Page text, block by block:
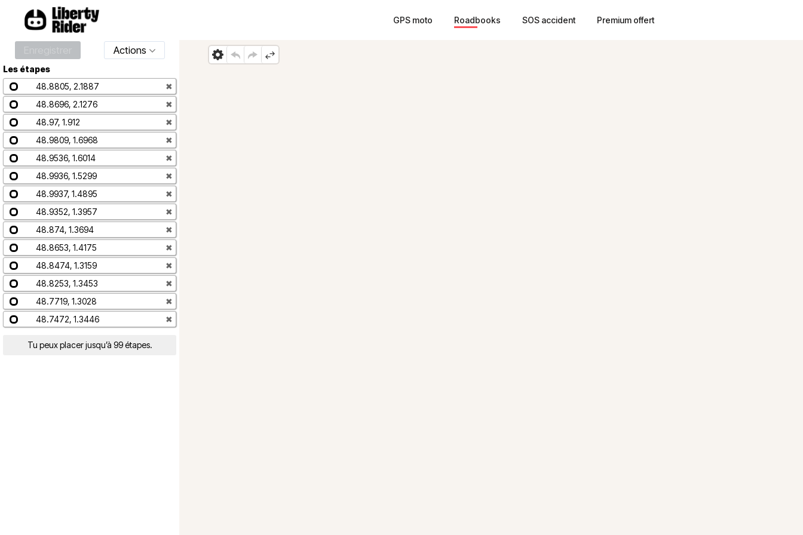
GPS moto Roadbooks SOS accident Premium offert
Actions
Les étapes
48.8805, 2.1887
✖
48.8696, 2.1276
✖
48.97, 1.912
✖
48.9809, 1.6968
✖
48.9536, 1.6014
✖
48.9936, 1.5299
✖
48.9937, 1.4895
✖
48.9352, 1.3957
✖
48.874, 1.3694
✖
48.8653, 1.4175
✖
48.8474, 1.3159
✖
48.8253, 1.3453
✖
48.7719, 1.3028
✖
48.7472, 1.3446
✖
Tu peux placer jusqu’à 99 étapes.